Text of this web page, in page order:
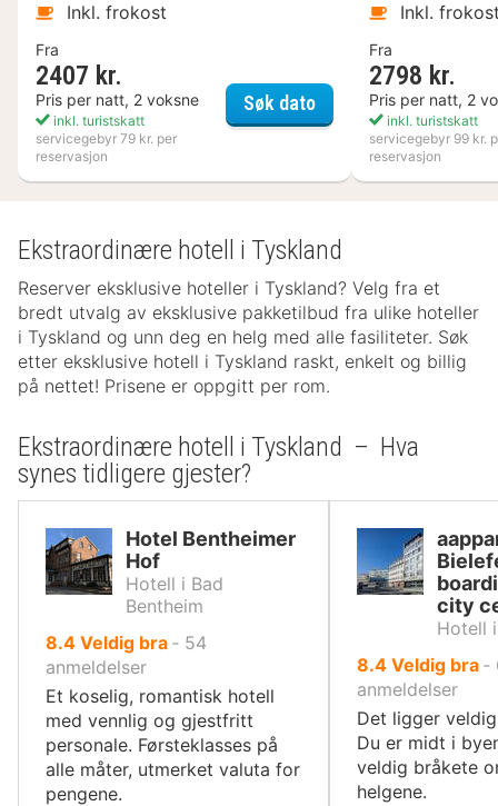
Inkl. frokost
Fra
2407 kr.
Pris per natt, 2 voksne
inkl. turistskatt
servicegebyr 79 kr. per
reservasjon
Søk datoKosta Boda Art Hotel
Inkl.
Fra
2798 kr.
Pris per natt, 2
inkl. turistskatt
servicegebyr 99 kr.
reservasjon
Ekstraordinære hotell i Tyskland
Reserver eksklusive hoteller i Tyskland? Velg fra et
bredt utvalg av eksklusive pakketilbud fra ulike hoteller
i Tyskland og unn deg en helg med alle fasiliteter. Søk
etter eksklusive hotell i Tyskland raskt, enkelt og billig
på nettet! Prisene er oppgitt per rom.
Ekstraordinære hotell i Tyskland – Hva
synes tidligere gjester?
Hotel Bentheimer
Hof
Hotell i Bad
Bentheim
8.4av
10,
Veldig bra ‐ 54
anmeldelser
Et koselig, romantisk hotell
med vennlig og gjestfritt
personale. Førsteklasses på
alle måter, utmerket valuta for
pengene.
city
Hotell
8.4av
10,
Veldig bra ‐
anmeldelser
Det ligger
Du er midt i
veldig bråkete
helgene.